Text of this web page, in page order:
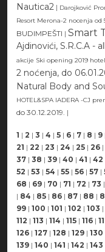
Nautica2 | Darojković
Resort Merona-2 nocenja od
BUDIMPEŠTI | Smart
Ajdinovići, S.R.C.A -
akcije Ski opening 2019
2 noćenja, do
Natural Body and
HOTEL&SPA IADERA -CJ
do 30.12.2019. |
1 | 2 | 3 | 4 | 5 | 6 | 7 | 8 | 9
21 | 22 | 23 | 24 | 25 | 26 |
37 | 38 | 39 | 40 | 41 | 42
52 | 53 | 54 | 55 | 56 | 57 |
68 | 69 | 70 | 71 | 72 | 73 |
| 84 | 85 | 86 | 87 | 88 |
99 | 100 | 101 | 102 | 103 |
112 | 113 | 114 | 115 | 116 |
126 | 127 | 128 | 129 | 130
139 | 140 | 141 | 142 | 143